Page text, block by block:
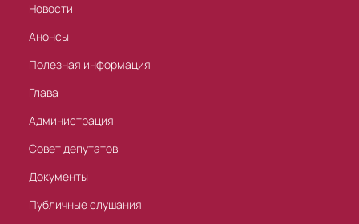
Новости
Анонсы
Полезная информация
Глава
Администрация
Совет депутатов
Документы
Публичные слушания